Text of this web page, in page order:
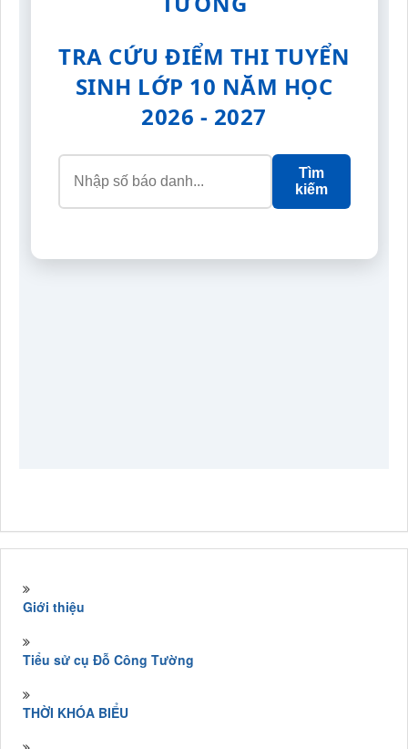
Giới thiệu
Tiểu sử cụ Đỗ Công Tường
THỜI KHÓA BIỂU